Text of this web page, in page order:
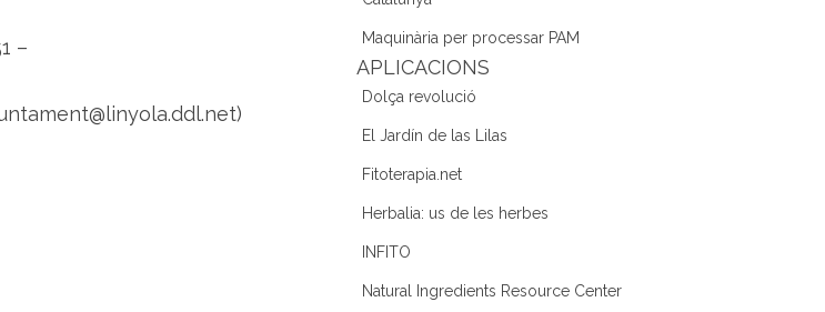
–
k
Maquinària per processar PAM
APLICACIONS
Dolça revolució
El Jardín de las Lilas
Fitoterapia.net
Herbalia: us de les herbes
INFITO
Natural Ingredients Resource Center